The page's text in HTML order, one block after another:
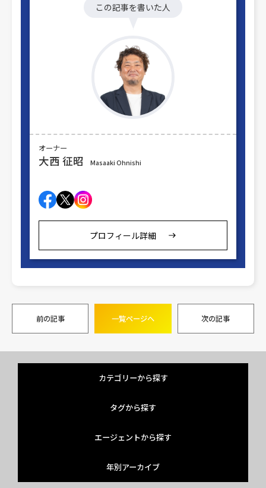
この記事を書いた人
オーナー
大西 征昭 Masaaki Ohnishi
プロフィール詳細
前の記事 一覧ページへ 次の記事
カテゴリーから探す
タグから探す
エージェントから探す
年別アーカイブ